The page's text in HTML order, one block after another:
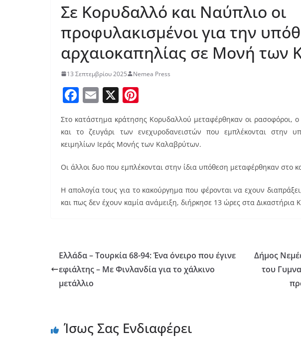
Σε Κορυδαλλό και Ναύπλιο οι
προφυλακισμένοι για την
αρχαιοκαπηλίας σε Μονή των
13 Σεπτεμβρίου 2025 Nemea Press
F
c
e
b
o
o
k
E
ai
l
X
er
e
st
Στο κατάστημα κράτησης Κορυδαλλού μεταφέρθηκαν οι ρασοφόροι,
και το ζευγάρι των ενεχυροδανειστών που εμπλέκονται στην
κειμηλίων Ιεράς Μονής των Καλαβρύτων.
Οι άλλοι δυο που εμπλέκονται στην ίδια υπόθεση μεταφέρθηκαν στο
Η απολογία τους για το κακούργημα που φέρονται να εχουν
και πως δεν έχουν καμία ανάμειξη, διήρκησε 13 ώρες στα Δικαστήρια
Ελλάδα – Τουρκία 68-94: Ένα όνειρο που έγινε
εφιάλτης – Με Φινλανδία για το χάλκινο
μετάλλιο
Δήμος
του
Ίσως Σας Ενδιαφέρει